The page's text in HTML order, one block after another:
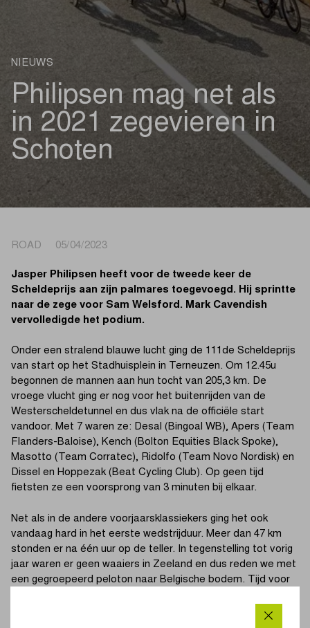
NIEUWS
Philipsen mag net als
in 2021 zegevieren in
Schoten
ROAD 05/04/2023
Jasper Philipsen heeft voor de tweede keer de
Scheldeprijs aan zijn palmares toegevoegd. Hij sprintte
naar de zege voor Sam Welsford. Mark Cavendish
vervolledigde het podium.
Onder een stralend blauwe lucht ging de 111de Scheldeprijs
van start op het Stadhuisplein in Terneuzen. Om 12.45u
begonnen de mannen aan hun tocht van 205,3 km. De
vroege vlucht ging er nog voor het buitenrijden van de
Westerscheldetunnel en dus vlak na de officiële start
vandoor. Met 7 waren ze: Desal (Bingoal WB), Apers (Team
Flanders-Baloise), Kench (Bolton Equities Black Spoke),
Masotto (Team Corratec), Ridolfo (Team Novo Nordisk) en
Dissel en Hoppezak (Beat Cycling Club). Op geen tijd
fietsten ze een voorsprong van 3 minuten bij elkaar.
Net als in de andere voorjaarsklassiekers ging het ook
vandaag hard in het eerste wedstrijduur. Meer dan 47 km
stonden er na één uur op de teller. In tegenstelling tot vorig
jaar waren er geen waaiers in Zeeland en dus reden we met
een gegroepeerd peloton naar Belgische bodem. Tijd voor
knabbelen. Op 75 km van de streep had de vroege vlucht